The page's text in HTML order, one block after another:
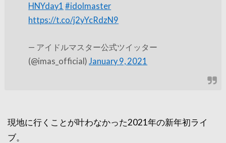
HNYday1 #idolmaster
https://t.co/j2yYcRdzN9
— アイドルマスター公式ツイッター
(@imas_official)January 9, 2021
現地に行くことが叶わなかった2021年の新年初ライ
ブ。